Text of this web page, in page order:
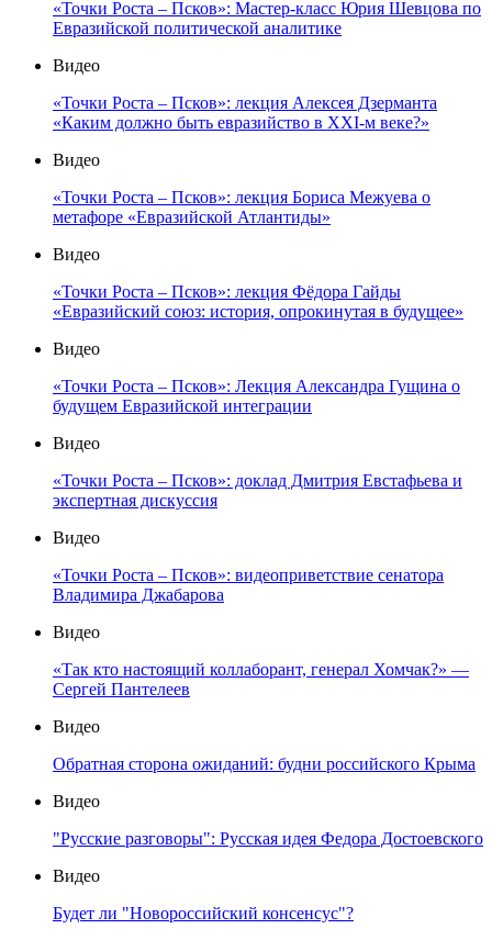
«Точки Роста – Псков»: Мастер-класс Юрия Шевцова по
Евразийской политической аналитике
Видео
«Точки Роста – Псков»: лекция Алексея Дзерманта
«Каким должно быть евразийство в XXI-м веке?»
Видео
«Точки Роста – Псков»: лекция Бориса Межуева о
метафоре «Евразийской Атлантиды»
Видео
«Точки Роста – Псков»: лекция Фёдора Гайды
«Евразийский союз: история, опрокинутая в будущее»
Видео
«Точки Роста – Псков»: Лекция Александра Гущина о
будущем Евразийской интеграции
Видео
«Точки Роста – Псков»: доклад Дмитрия Евстафьева и
экспертная дискуссия
Видео
«Точки Роста – Псков»: видеоприветствие сенатора
Владимира Джабарова
Видео
«Так кто настоящий коллаборант, генерал Хомчак?» —
Сергей Пантелеев
Видео
Обратная сторона ожиданий: будни российского Крыма
Видео
"Русские разговоры": Русская идея Федора Достоевского
Видео
Будет ли "Новороссийский консенсус"?